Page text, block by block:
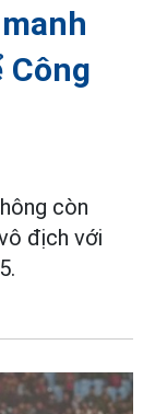
Công
còn
địch với